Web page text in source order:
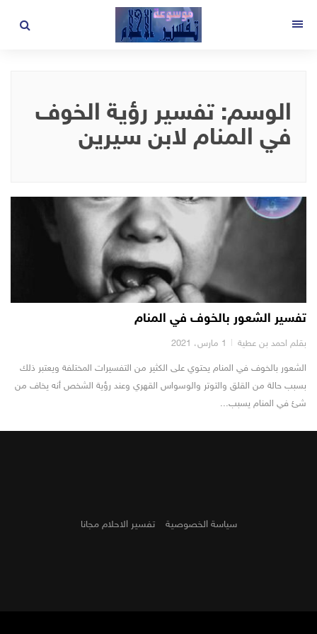
الوسم: تفسير رؤية الخوف
في المنام لابن سيرين
تفسير الشعور بالخوف في المنام
بقلم احمد بن عطية 1 مارس، 2021
الشعور بالخوف في المنام يحتوي على الكثير من التفسيرات المختلفة ويعتبر ذلك
بسبب حالة من القلق والتوتر والوسواس القهري وعند رؤية الشخص أنه يخاف من
شئ في المنام يسبب...
سياسة الخصوصية تفسير الاحلام مجانا